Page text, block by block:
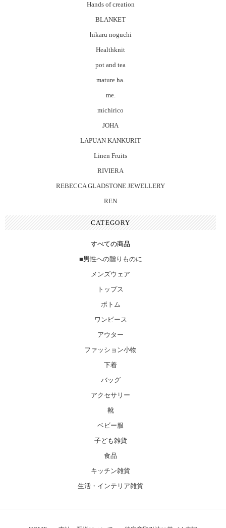
Hands of creation
BLANKET
hikaru noguchi
Healthknit
pot and tea
mature ha.
me.
michirico
JOHA
LAPUAN KANKURIT
Linen Fruits
RIVIERA
REBECCA GLADSTONE JEWELLERY
REN
CATEGORY
すべての商品
■男性への贈りものに
メンズウェア
トップス
ボトム
ワンピース
アウター
ファッション小物
下着
バッグ
アクセサリー
靴
ベビー服
子ども雑貨
食品
キッチン雑貨
生活・インテリア雑貨